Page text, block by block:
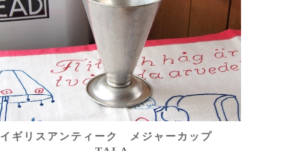
イギリスアンティーク メジャーカップ